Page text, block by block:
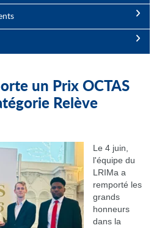
un Prix OCTAS
Relève
Le 4 juin,
l'équipe du
LRIMa a
remporté les
grands
honneurs
dans la